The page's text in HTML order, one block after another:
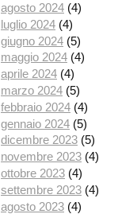
agosto 2024 (4)
luglio 2024 (4)
giugno 2024 (5)
maggio 2024 (4)
aprile 2024 (4)
marzo 2024 (5)
febbraio 2024 (4)
gennaio 2024 (5)
dicembre 2023 (5)
novembre 2023 (4)
ottobre 2023 (4)
settembre 2023 (4)
agosto 2023 (4)